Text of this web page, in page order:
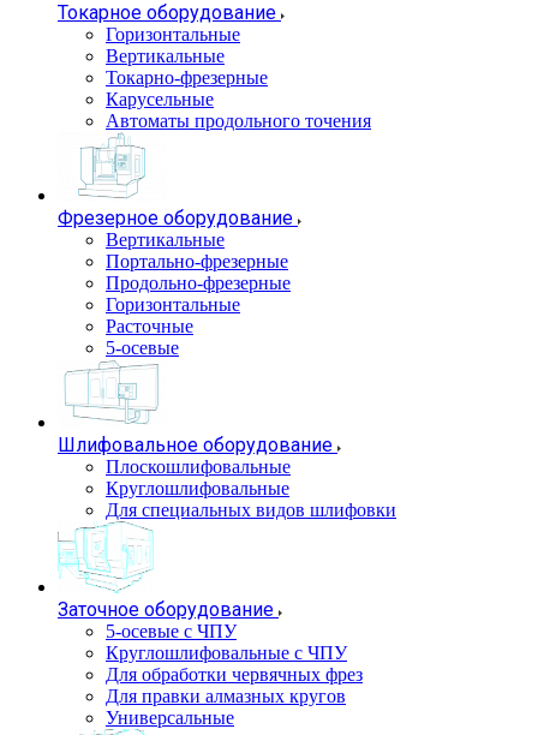
Токарное оборудование
Горизонтальные
Вертикальные
Токарно-фрезерные
Карусельные
Автоматы продольного точения
Фрезерное оборудование
Вертикальные
Портально-фрезерные
Продольно-фрезерные
Горизонтальные
Расточные
5-осевые
Шлифовальное оборудование
Плоскошлифовальные
Круглошлифовальные
Для специальных видов шлифовки
Заточное оборудование
5-осевые с ЧПУ
Круглошлифовальные с ЧПУ
Для обработки червячных фрез
Для правки алмазных кругов
Универсальные